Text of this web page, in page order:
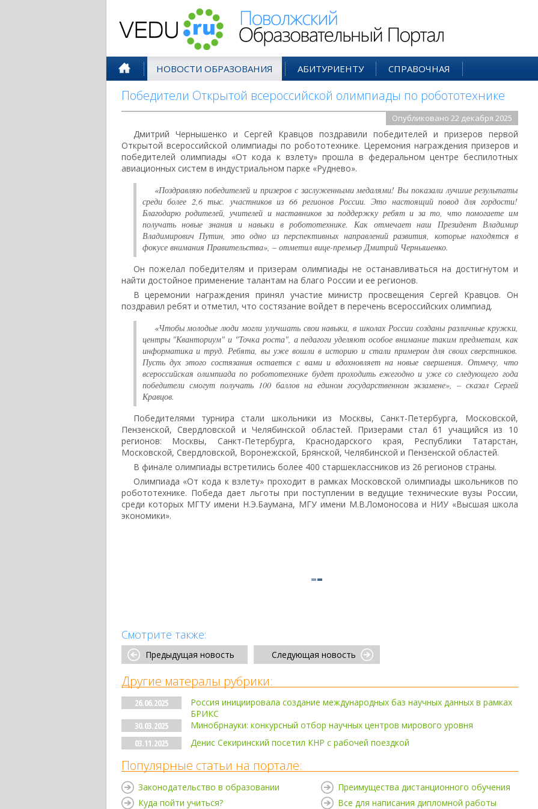
НОВОСТИ ОБРАЗОВАНИЯ АБИТУРИЕНТУ СПРАВОЧНАЯ
Победители Открытой всероссийской олимпиады по робототехнике
Опубликовано 22 декабря 2025
Дмитрий Чернышенко и Сергей Кравцов поздравили победителей и призеров первой
Открытой всероссийской олимпиады по робототехнике. Церемония награждения призеров и
победителей олимпиады «От кода к взлету» прошла в федеральном центре беспилотных
авиационных систем в индустриальном парке «Руднево».
«Поздравляю победителей и призеров с заслуженными медалями! Вы показали лучшие результаты
среди более 2,6 тыс. участников из 66 регионов России. Это настоящий повод для гордости!
Благодарю родителей, учителей и наставников за поддержку ребят и за то, что помогаете им
получать новые знания и навыки в робототехнике. Как отмечает наш Президент Владимир
Владимирович Путин, это одно из перспективных направлений развития, которые находятся в
фокусе внимания Правительства», – отметил вице-премьер Дмитрий Чернышенко.
Он пожелал победителям и призерам олимпиады не останавливаться на достигнутом и
найти достойное применение талантам на благо России и ее регионов.
В церемонии награждения принял участие министр просвещения Сергей Кравцов. Он
поздравил ребят и отметил, что состязание войдет в перечень всероссийских олимпиад.
«Чтобы молодые люди могли улучшать свои навыки, в школах России созданы различные кружки,
центры "Кванториум" и "Точка роста", а педагоги уделяют особое внимание таким предметам, как
информатика и труд. Ребята, вы уже вошли в историю и стали примером для своих сверстников.
Пусть дух этого состязания остается с вами и вдохновляет на новые свершения. Отмечу, что
всероссийская олимпиада по робототехнике будет проходить ежегодно и уже со следующего года
победители смогут получать 100 баллов на едином государственном экзамене», – сказал Сергей
Кравцов.
Победителями турнира стали школьники из Москвы, Санкт-Петербурга, Московской,
Пензенской, Свердловской и Челябинской областей. Призерами стал 61 учащийся из 10
регионов: Москвы, Санкт-Петербурга, Краснодарского края, Республики Татарстан,
Московской, Свердловской, Воронежской, Брянской, Челябинской и Пензенской областей.
В финале олимпиады встретились более 400 старшеклассников из 26 регионов страны.
Олимпиада «От кода к взлету» проходит в рамках Московской олимпиады школьников по
робототехнике. Победа дает льготы при поступлении в ведущие технические вузы России,
среди которых МГТУ имени Н.Э.Баумана, МГУ имени М.В.Ломоносова и НИУ «Высшая школа
экономики».
Смотрите также:
Предыдущая новость Следующая новость
Другие матералы рубрики:
26.06.2025
Россия инициировала создание международных баз научных данных в рамках
БРИКС
30.03.2025
Минобрнауки: конкурсный отбор научных центров мирового уровня
03.11.2025
Денис Секиринский посетил КНР с рабочей поездкой
Популярные статьи на портале:
Законодательство в образовании
Куда пойти учиться?
Преимущества дистанционного обучения
Все для написания дипломной работы